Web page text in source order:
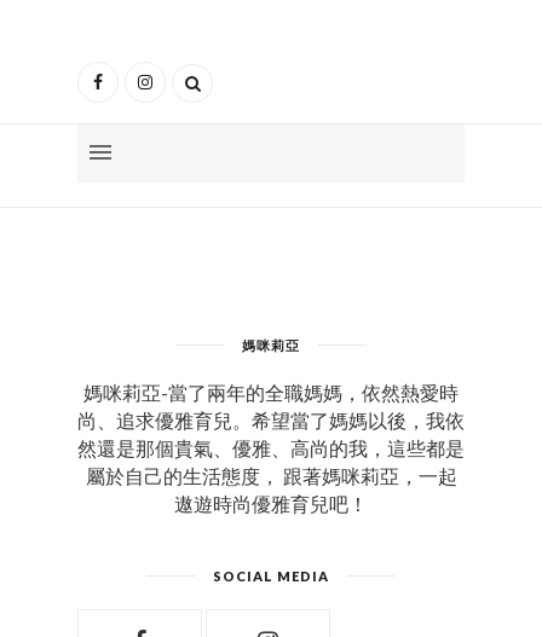
媽咪莉亞
媽咪莉亞-當了兩年的全職媽媽，依然熱愛時
尚、追求優雅育兒。希望當了媽媽以後，我依
然還是那個貴氣、優雅、高尚的我，這些都是
屬於自己的生活態度， 跟著媽咪莉亞，一起
遨遊時尚優雅育兒吧！
SOCIAL MEDIA